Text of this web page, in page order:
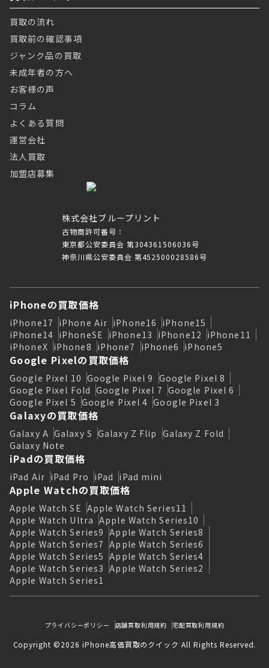
株式会社ブループリント
古物商許可番号：
東京都公安委員会 第304361506036号
神奈川県公安委員会 第452500028586号
買取の流れ
買取前の確認事項
ジャンク品の買取
未成年者の方へ
お客様の声
コラム
よくある質問
運営会社
法人買取
加盟店募集
iPhoneの買取価格
iPhone17 iPhone Air iPhone16 iPhone15
iPhone14 iPhoneSE iPhone13 iPhone12 iPhone11
iPhoneX iPhone8 iPhone7 iPhone6 iPhone5
Google Pixelの買取価格
Google Pixel 10 Google Pixel 9 Google Pixel 8
Google Pixel Fold Google Pixel 7 Google Pixel 6
Google Pixel 5 Google Pixel 4 Google Pixel 3
Galaxyの買取価格
Galaxy A Galaxy S Galaxy Z Flip Galaxy Z Fold
Galaxy Note
iPadの買取価格
iPad Air iPad Pro iPad iPad mini
Apple Watchの買取価格
Apple Watch SE Apple Watch Series11
Apple Watch Ultra Apple Watch Series10
Apple Watch Series9 Apple Watch Series8
Apple Watch Series7 Apple Watch Series6
Apple Watch Series5 Apple Watch Series4
Apple Watch Series3 Apple Watch Series2
Apple Watch Series1
プライバシーポリシー 店舗買取利用規約 宅配買取利用規約
Copyright ©2026 iPhone高価買取のクイック All Rights Reserved.